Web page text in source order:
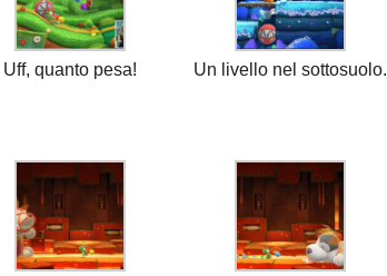
Uff, quanto pesa! Un livello nel sottosuolo.